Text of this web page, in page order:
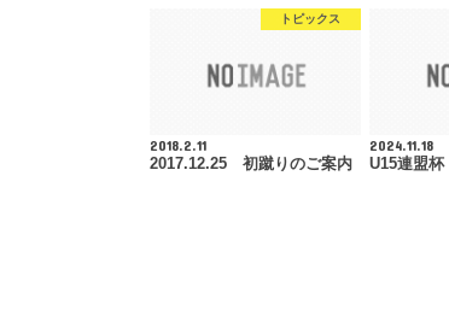
トピックス
2018.2.11
2017.12.25 初蹴りのご案内
2024.11.18
U15連盟杯